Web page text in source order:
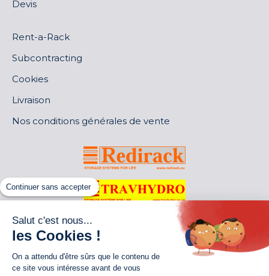
Devis
Rent-a-Rack
Subcontracting
Cookies
Livraison
Nos conditions générales de vente
Continuer sans accepter
Salut c'est nous...
les Cookies !
On a attendu d'être sûrs que le contenu de
ce site vous intéresse avant de vous